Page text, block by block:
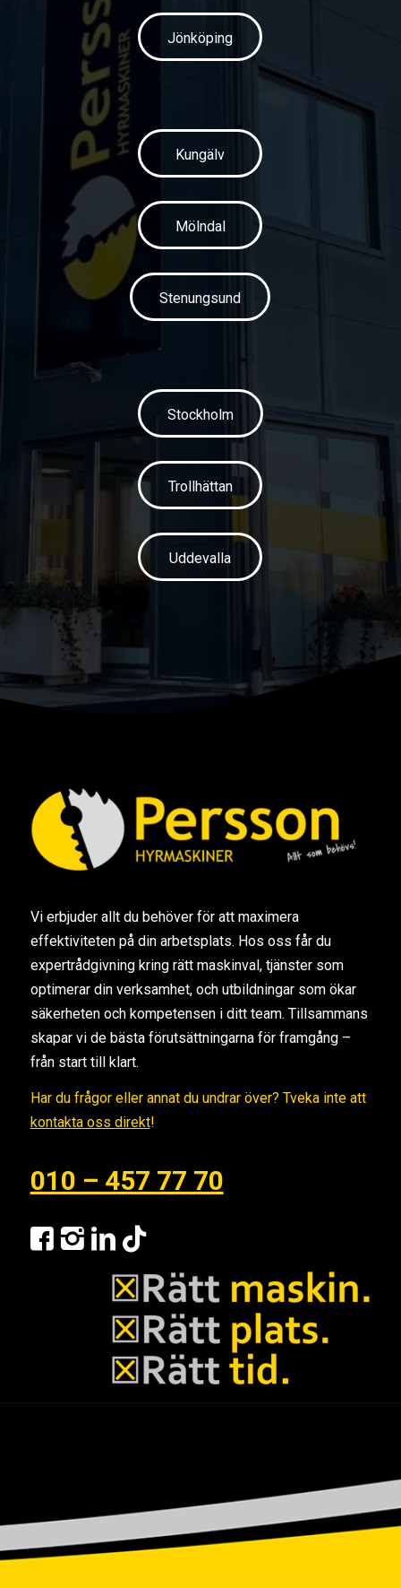
Jönköping
Kungälv
Mölndal
Stenungsund
Stockholm
Trollhättan
Uddevalla
Vi erbjuder allt du behöver för att maximera
effektiviteten på din arbetsplats. Hos oss får du
expertrådgivning kring rätt maskinval, tjänster som
optimerar din verksamhet, och utbildningar som ökar
säkerheten och kompetensen i ditt team. Tillsammans
skapar vi de bästa förutsättningarna för framgång –
från start till klart.
Har du frågor eller annat du undrar över? Tveka inte att
kontakta oss direkt!
010 – 457 77 70